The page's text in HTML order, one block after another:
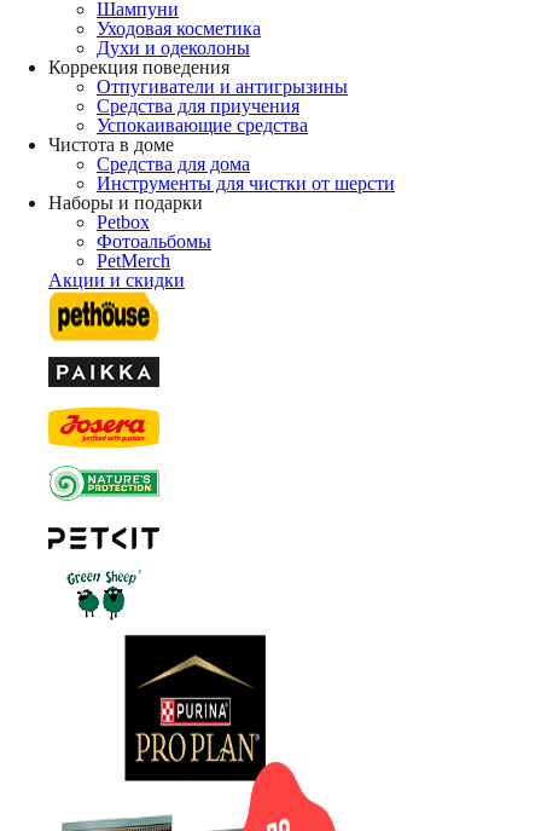
Шампуни
Уходовая косметика
Духи и одеколоны
Коррекция поведения
Отпугиватели и антигрызины
Средства для приучения
Успокаивающие средства
Чистота в доме
Средства для дома
Инструменты для чистки от шерсти
Наборы и подарки
Petbox
Фотоальбомы
PetMerch
Акции и скидки